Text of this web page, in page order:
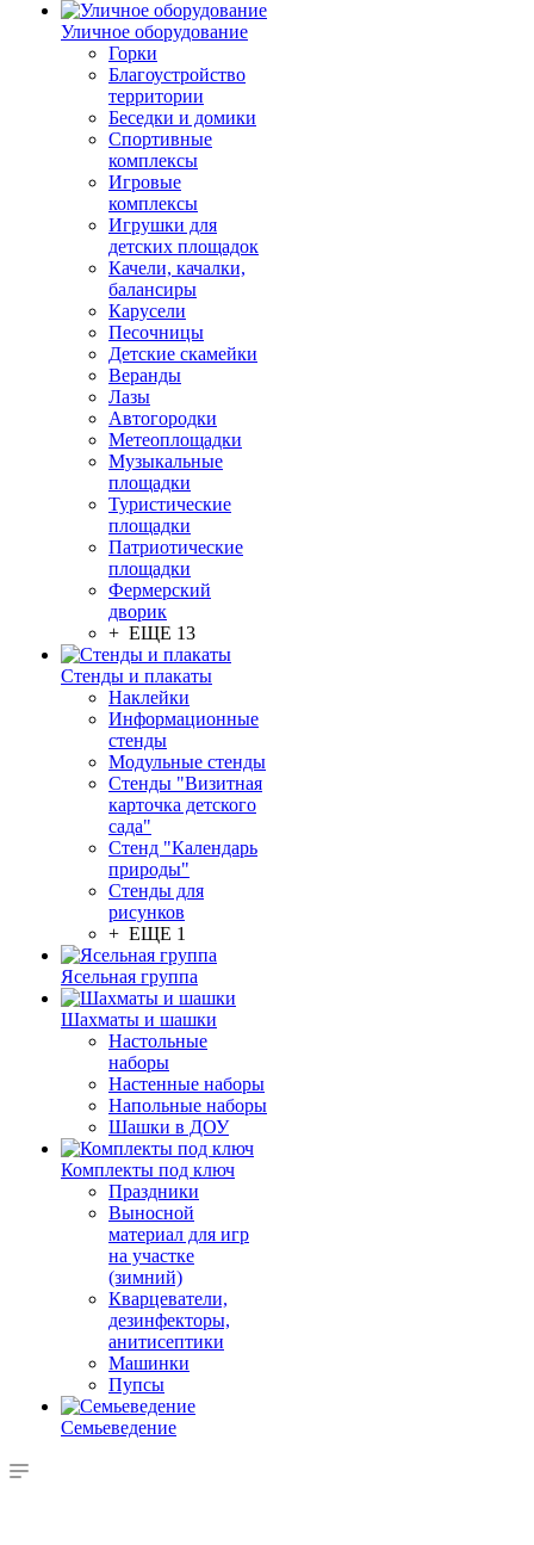
Уличное оборудование
Горки
Благоустройство
территории
Беседки и домики
Спортивные
комплексы
Игровые
комплексы
Игрушки для
детских площадок
Качели, качалки,
балансиры
Карусели
Песочницы
Детские скамейки
Веранды
Лазы
Автогородки
Метеоплощадки
Музыкальные
площадки
Туристические
площадки
Патриотические
площадки
Фермерский
дворик
+ ЕЩЕ 13
Стенды и плакаты
Наклейки
Информационные
стенды
Модульные стенды
Стенды "Визитная
карточка детского
сада"
Стенд "Календарь
природы"
Стенды для
рисунков
+ ЕЩЕ 1
Ясельная группа
Шахматы и шашки
Настольные
наборы
Настенные наборы
Напольные наборы
Шашки в ДОУ
Комплекты под ключ
Праздники
Выносной
материал для игр
на участке
(зимний)
Кварцеватели,
дезинфекторы,
анитисептики
Машинки
Пупсы
Семьеведение